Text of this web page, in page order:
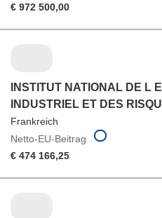
€ 972 500,00
INSTITUT NATIONAL DE L
INDUSTRIEL ET DES
Frankreich
Netto-EU-Beitrag
€ 474 166,25